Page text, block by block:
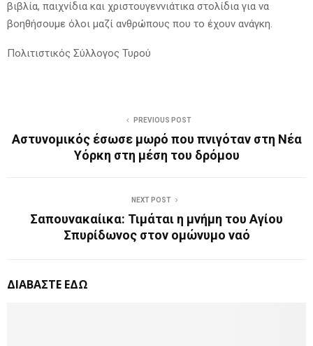
βιβλία, παιχνίδια και χριστουγεννιάτικα στολίδια για να
βοηθήσουμε όλοι μαζί ανθρώπους που το έχουν ανάγκη.
Πολιτιστικός Σύλλογος Τυρού
PREVIOUS POST
Αστυνομικός έσωσε μωρό που πνιγόταν στη Νέα
Υόρκη στη μέση του δρόμου
NEXT POST
Σαπουνακαίικα: Τιμάται η μνήμη του Αγίου
Σπυρίδωνος στον ομώνυμο ναό
ΔΙΑΒΑΣΤΕ ΕΔΩ